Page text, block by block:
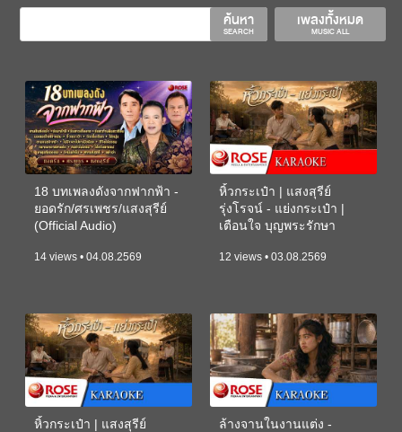
เพลงทั้งหมด
MUSIC ALL
ค้นหา
SEARCH
18 บทเพลงดังจากฟากฟ้า -
ยอดรัก/ศรเพชร/แสงสุรีย์
(Official Audio)
14 views • 04.08.2569
หิ้วกระเป๋า | แสงสุรีย์
รุ่งโรจน์ - แย่งกระเป๋า |
เตือนใจ บุญพระรักษา
12 views • 03.08.2569
หิ้วกระเป๋า | แสงสุรีย์
ล้างจานในงานแต่ง -